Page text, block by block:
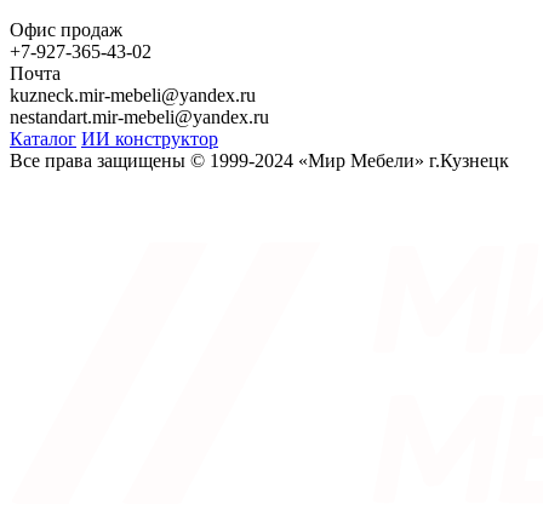
Офис продаж
+7-927-365-43-02
Почта
kuzneck.mir-mebeli@yandex.ru
nestandart.mir-mebeli@yandex.ru
Каталог ИИ конструктор
Все права защищены © 1999-2024 «Мир Мебели» г.Кузнецк